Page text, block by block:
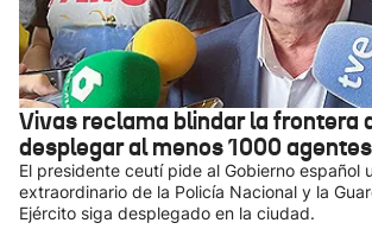
Vivas reclama blindar la frontera
desplegar al menos 1000 agentes
El presidente ceutí pide al Gobierno español
extraordinario de la Policía Nacional y la
Ejército siga desplegado en la ciudad.